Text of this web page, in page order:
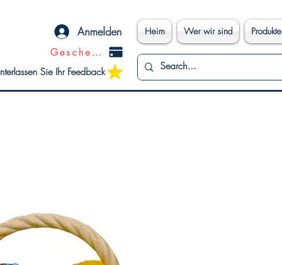
Anmelden Heim Wer wir sind Produkte
Geschenkkarte
Sie Ihr Feedback